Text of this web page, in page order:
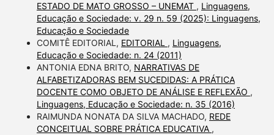
ESTADO DE MATO GROSSO – UNEMAT , Linguagens,
Educação e Sociedade: v. 29 n. 59 (2025): Linguagens,
Educação e Sociedade
COMITÊ EDITORIAL, EDITORIAL , Linguagens,
Educação e Sociedade: n. 24 (2011)
ANTONIA EDNA BRITO, NARRATIVAS DE
ALFABETIZADORAS BEM SUCEDIDAS: A PRÁTICA
DOCENTE COMO OBJETO DE ANÁLISE E REFLEXÃO ,
Linguagens, Educação e Sociedade: n. 35 (2016)
RAIMUNDA NONATA DA SILVA MACHADO, REDE
CONCEITUAL SOBRE PRÁTICA EDUCATIVA ,